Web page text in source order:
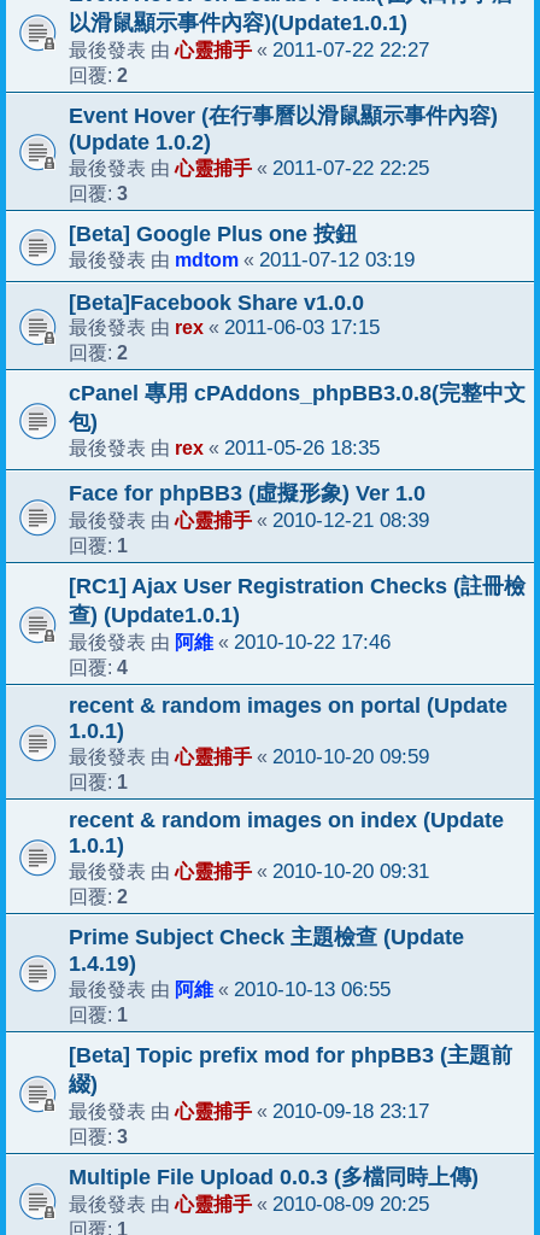
以滑鼠顯示事件內容)(Update1.0.1)
最後發表 由心靈捕手 « 2011-07-22 22:27
回覆: 2
Event Hover (在行事曆以滑鼠顯示事件內容)
(Update 1.0.2)
最後發表 由心靈捕手 « 2011-07-22 22:25
回覆: 3
[Beta] Google Plus one 按鈕
最後發表 由 mdtom « 2011-07-12 03:19
[Beta]Facebook Share v1.0.0
最後發表 由 rex « 2011-06-03 17:15
回覆: 2
cPanel 專用 cPAddons_phpBB3.0.8(完整中文
包)
最後發表 由 rex « 2011-05-26 18:35
Face for phpBB3 (虛擬形象) Ver 1.0
最後發表 由心靈捕手 « 2010-12-21 08:39
回覆: 1
[RC1] Ajax User Registration Checks (註冊檢
查) (Update1.0.1)
最後發表 由 阿維 « 2010-10-22 17:46
回覆: 4
recent & random images on portal (Update
1.0.1)
最後發表 由心靈捕手 « 2010-10-20 09:59
回覆: 1
recent & random images on index (Update
1.0.1)
最後發表 由心靈捕手 « 2010-10-20 09:31
回覆: 2
Prime Subject Check 主題檢查 (Update
1.4.19)
最後發表 由 阿維 « 2010-10-13 06:55
回覆: 1
[Beta] Topic prefix mod for phpBB3 (主題前
綴)
最後發表 由心靈捕手 « 2010-09-18 23:17
回覆: 3
Multiple File Upload 0.0.3 (多檔同時上傳)
最後發表 由心靈捕手 « 2010-08-09 20:25
回覆: 1